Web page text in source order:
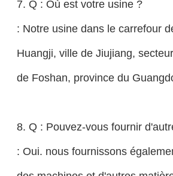
7. Q : Où est votre usine ?
: Notre usine dans le carrefour
Huangji, ville de Jiujiang,
de Foshan, province du
8. Q : Pouvez-vous fournir
: Oui. nous fournissons